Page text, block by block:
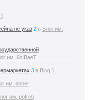
не указ 2в Блог им.
им. 6bIBaeT
3в Blog 1
им. dober
им. potreb